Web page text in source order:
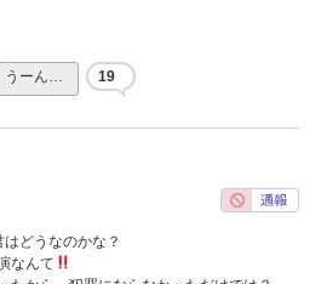
うーん… 19
どうなのかな？
なんて